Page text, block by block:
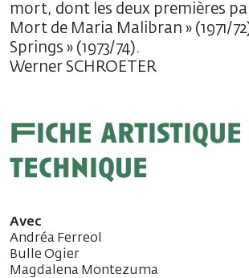
mort, dont les deux premières
Mort de Maria Malibran » (1971/
Springs » (1973/74).
Werner SCHROETER
Fiche
technique
Avec
Andréa Ferreol
Bulle Ogier
Magdalena Montezuma